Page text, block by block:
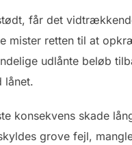
får det
mister retten til at
udlånte beløb
lånet.
konsekvens skade
grove fejl,